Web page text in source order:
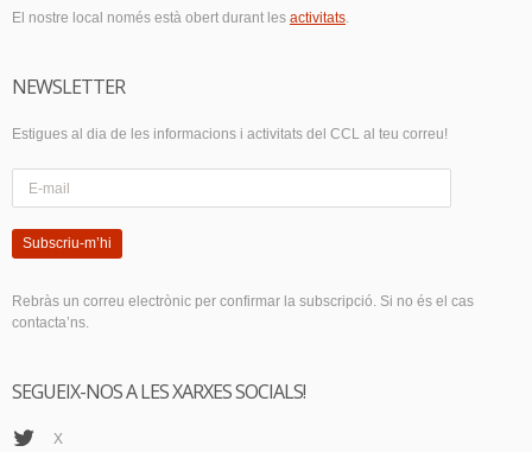
El nostre local només està obert durant les activitats.
NEWSLETTER
Estigues al dia de les informacions i activitats del CCL al teu correu!
Subscriu-m’hi
Rebràs un correu electrònic per confirmar la subscripció. Si no és el cas
contacta’ns.
SEGUEIX-NOS A LES XARXES SOCIALS!
X